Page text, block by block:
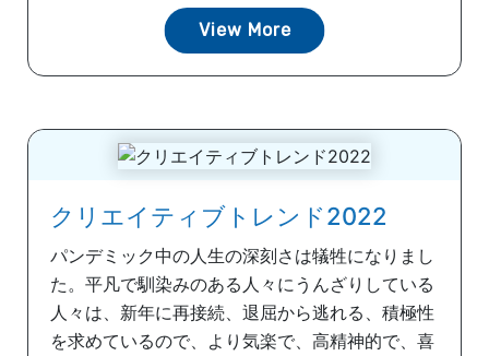
View More
クリエイティブトレンド2022
パンデミック中の人生の深刻さは犠牲になりまし
た。平凡で馴染みのある人々にうんざりしている
人々は、新年に再接続、退屈から逃れる、積極性
を求めているので、より気楽で、高精神的で、喜